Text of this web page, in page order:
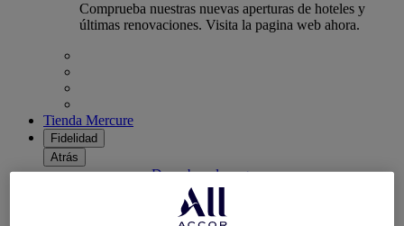
Comprueba nuestras nuevas aperturas de hoteles y
últimas renovaciones. Visita la pagina web ahora.
Tienda Mercure
Fidelidad
Atrás
Descubra el programa
Suscripciones ALL Accor+